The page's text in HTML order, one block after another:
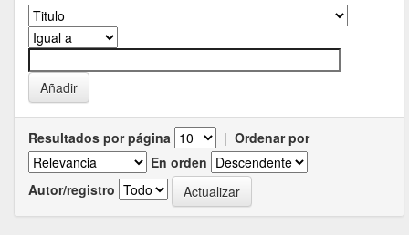
Resultados por página | Ordenar por
En orden
Autor/registro